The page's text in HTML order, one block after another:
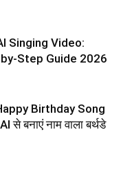
Singing Video:
Step Guide 2026
Birthday Song
से बनाएं नाम वाला बर्थडे